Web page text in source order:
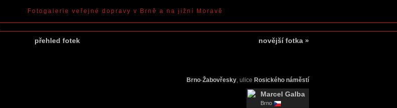
přehled fotek novější fotka »
Brno-Žabovřesky, ulice Rosického náměstí
Marcel Galba
Brno
Fotogalerie veřejné dopravy v Brně a na jižní Moravě